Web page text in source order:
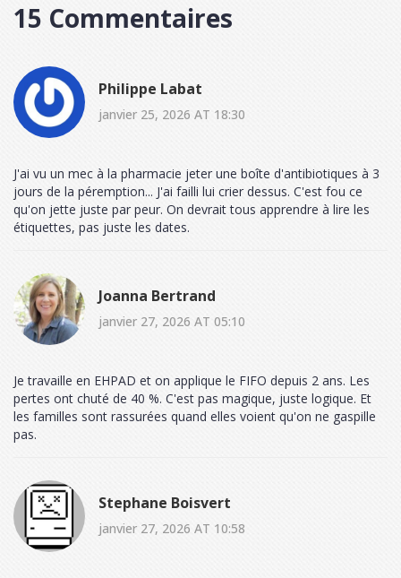
15 Commentaires
Philippe Labat
janvier 25, 2026 AT 18:30
J'ai vu un mec à la pharmacie jeter une boîte d'antibiotiques à 3
jours de la péremption... J'ai failli lui crier dessus. C'est fou ce
qu'on jette juste par peur. On devrait tous apprendre à lire les
étiquettes, pas juste les dates.
Joanna Bertrand
janvier 27, 2026 AT 05:10
Je travaille en EHPAD et on applique le FIFO depuis 2 ans. Les
pertes ont chuté de 40 %. C'est pas magique, juste logique. Et
les familles sont rassurées quand elles voient qu'on ne gaspille
pas.
Stephane Boisvert
janvier 27, 2026 AT 10:58